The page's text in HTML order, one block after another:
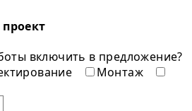
включить в предложение?
Монтаж